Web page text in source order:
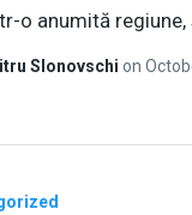
o anumită
Slonovschi on